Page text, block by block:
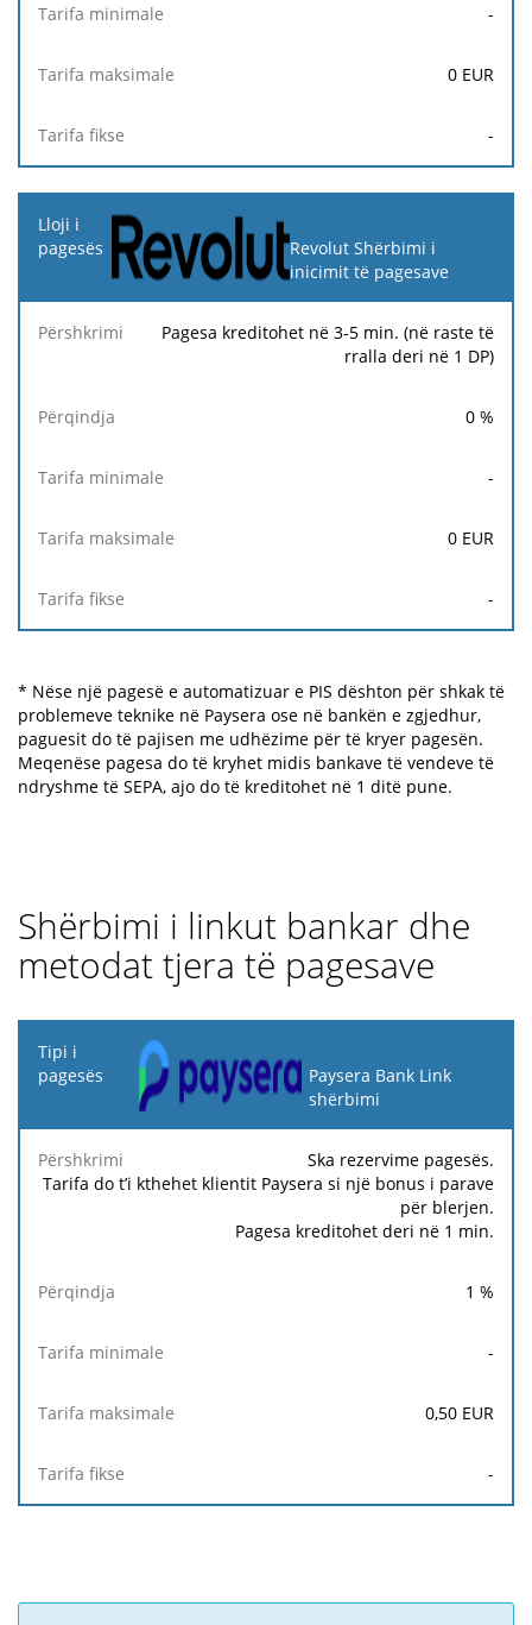
-
0 EUR
-
Revolut Shërbimi i
inicimit të pagesave
Pagesa kreditohet në 3-5 min. (në raste të
rralla deri në 1 DP)
0 %
-
0 EUR
-
* Nëse një pagesë e automatizuar e PIS dështon për shkak të
problemeve teknike në Paysera ose në bankën e zgjedhur,
paguesit do të pajisen me udhëzime për të kryer pagesën.
Meqenëse pagesa do të kryhet midis bankave të vendeve të
ndryshme të SEPA, ajo do të kreditohet në 1 ditë pune.
Shërbimi i linkut bankar dhe
metodat tjera të pagesave
Tipi i
pagesës
Tarifa
minimale
Tarifa
maksimale
Paysera Bank Link
shërbimi
Ska rezervime pagesës.
Tarifa do t’i kthehet klientit Paysera si një bonus i parave
për blerjen.
Pagesa kreditohet deri në 1 min.
1 %
-
0,50 EUR
-